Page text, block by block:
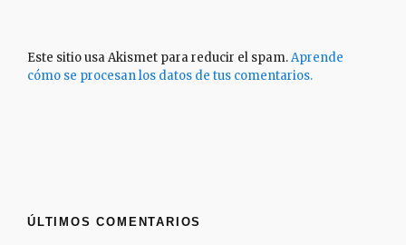
Este sitio usa Akismet para reducir el spam.Aprende
cómo se procesan los datos de tus comentarios.
ÚLTIMOS COMENTARIOS